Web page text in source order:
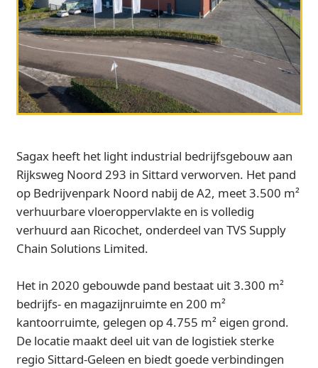
Sagax heeft het light industrial bedrijfsgebouw aan
Rijksweg Noord 293 in Sittard verworven. Het pand
op Bedrijvenpark Noord nabij de A2, meet 3.500 m²
verhuurbare vloeroppervlakte en is volledig
verhuurd aan Ricochet, onderdeel van TVS Supply
Chain Solutions Limited.
Het in 2020 gebouwde pand bestaat uit 3.300 m²
bedrijfs- en magazijnruimte en 200 m²
kantoorruimte, gelegen op 4.755 m² eigen grond.
De locatie maakt deel uit van de logistiek sterke
regio Sittard‑Geleen en biedt goede verbindingen